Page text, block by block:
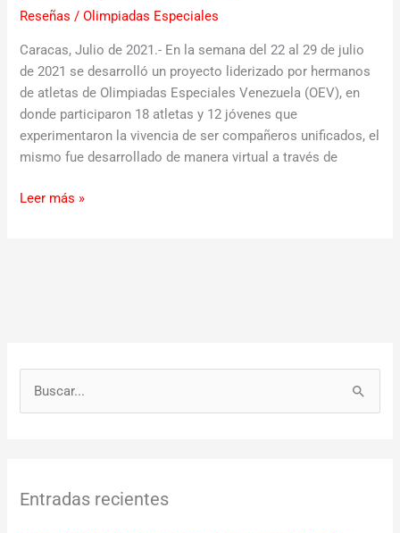
Reseñas /Olimpiadas Especiales
Caracas, Julio de 2021.- En la semana del 22 al 29 de julio
de 2021 se desarrolló un proyecto liderizado por hermanos
de atletas de Olimpiadas Especiales Venezuela (OEV), en
donde participaron 18 atletas y 12 jóvenes que
experimentaron la vivencia de ser compañeros unificados, el
mismo fue desarrollado de manera virtual a través de
Leer más »
a
Entradas recientes